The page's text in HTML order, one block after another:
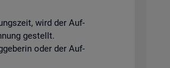
wird der Auf­
ge­stellt.
oder der Auf­